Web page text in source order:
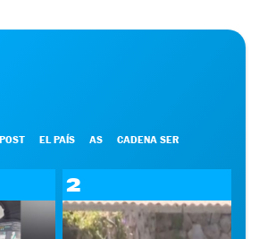
EL PAÍS AS CADENA SER
2